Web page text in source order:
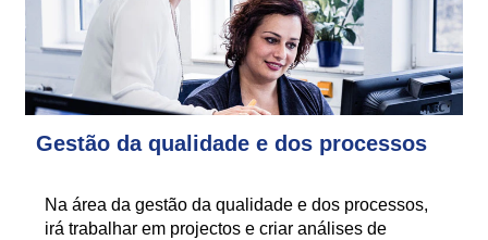
Gestão da qualidade e dos processos
Na área da gestão da qualidade e dos processos,
irá trabalhar em projectos e criar análises de